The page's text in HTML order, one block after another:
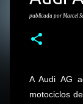
publicada porMarcel
A Audi AG
motociclos